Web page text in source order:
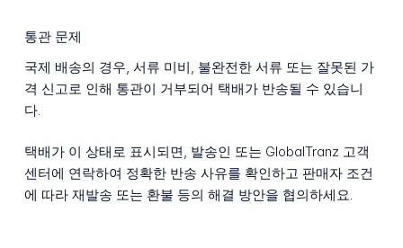
통관 문제
국제 배송의 경우, 서류 미비, 불완전한 서류 또는 잘못된 가
격 신고로 인해 통관이 거부되어 택배가 반송될 수 있습니
다.
택배가 이 상태로 표시되면, 발송인 또는 GlobalTranz 고객
센터에 연락하여 정확한 반송 사유를 확인하고 판매자 조건
에 따라 재발송 또는 환불 등의 해결 방안을 협의하세요.